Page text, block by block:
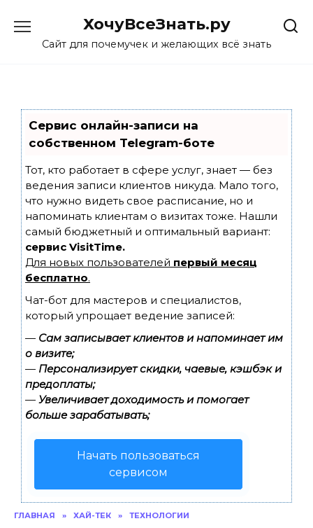
content
ХочуВсеЗнать.ру
Сайт для почемучек и желающих всё знать
Сервис онлайн-записи на
собственном Telegram-боте
Тот, кто работает в сфере услуг, знает — без
ведения записи клиентов никуда. Мало того,
что нужно видеть свое расписание, но и
напоминать клиентам о визитах тоже. Нашли
самый бюджетный и оптимальный вариант:
сервис VisitTime.
Для новых пользователей первый месяц
бесплатно.
Чат-бот для мастеров и специалистов,
который упрощает ведение записей:
— Сам записывает клиентов и напоминает им
о визите;
— Персонализирует скидки, чаевые, кэшбэк и
предоплаты;
— Увеличивает доходимость и помогает
больше зарабатывать;
Начать пользоваться
сервисом
ГЛАВНАЯ » ХАЙ-ТЕК » ТЕХНОЛОГИИ